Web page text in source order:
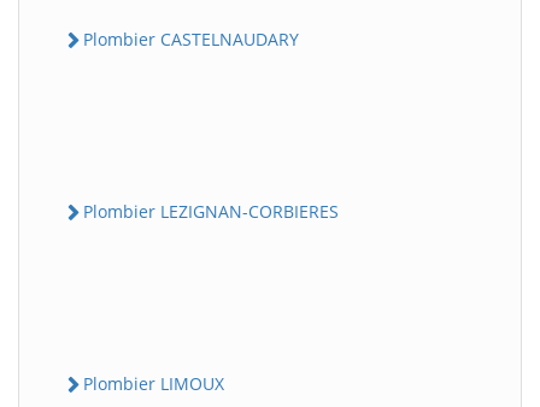
Plombier CASTELNAUDARY
Plombier LEZIGNAN-CORBIERES
Plombier LIMOUX